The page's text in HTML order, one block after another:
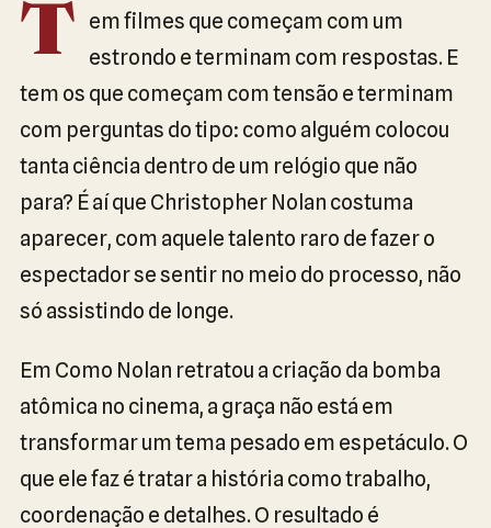
T
em filmes que começam com um
estrondo e terminam com respostas. E
tem os que começam com tensão e terminam
com perguntas do tipo: como alguém colocou
tanta ciência dentro de um relógio que não
para? É aí que Christopher Nolan costuma
aparecer, com aquele talento raro de fazer o
espectador se sentir no meio do processo, não
só assistindo de longe.
Em Como Nolan retratou a criação da bomba
atômica no cinema, a graça não está em
transformar um tema pesado em espetáculo. O
que ele faz é tratar a história como trabalho,
coordenação e detalhes. O resultado é